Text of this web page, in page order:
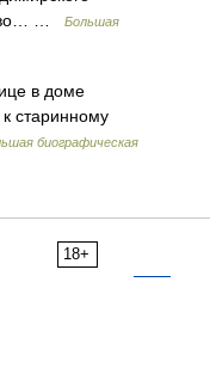
во… …
Большая
в доме
старинному
биографическая
18+